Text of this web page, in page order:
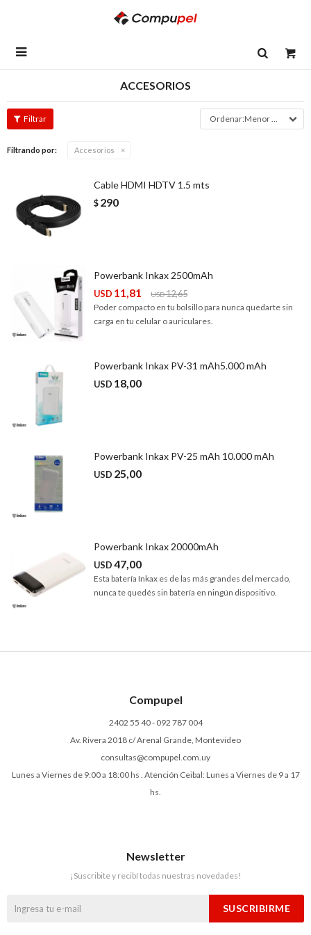

ACCESORIOS
Menor precio
Filtrando por: Accesorios
Cable HDMI HDTV 1.5 mts
$290
Powerbank Inkax 2500mAh
USD 11,81 USD12,65
Poder compacto en tu bolsillo para nunca quedarte sin
carga en tu celular o auriculares.
Powerbank Inkax PV-31 mAh5.000 mAh
USD 18,00
Powerbank Inkax PV-25 mAh 10.000 mAh
USD 25,00
Powerbank Inkax 20000mAh
USD47,00
Esta batería Inkax es de las más grandes del mercado,
nunca te quedés sin batería en ningún dispositivo.
Compupel
2402 55 40 - 092 787 004
Av. Rivera 2018 c/ Arenal Grande, Montevideo
consultas@compupel.com.uy
Lunes a Viernes de 9:00 a 18:00 hs . Atención Ceibal: Lunes a Viernes de 9 a 17
hs.
Newsletter
¡Suscribite y recibí todas nuestras novedades!
SUSCRIBIRME